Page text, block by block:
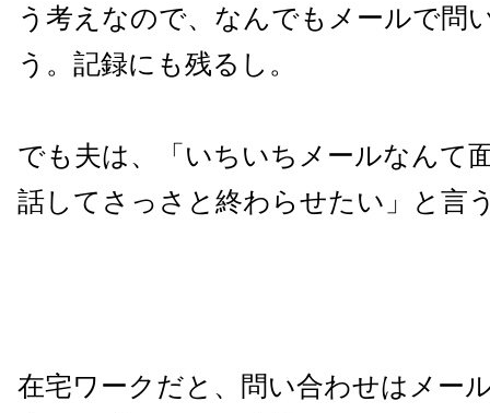
う考えなので、なんでもメールで問
う。記録にも残るし。
でも夫は、「いちいちメールなんて
話してさっさと終わらせたい」と言
在宅ワークだと、問い合わせはメー